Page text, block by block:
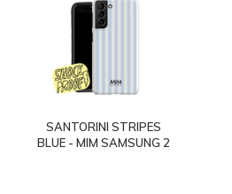
SANTORINI STRIPES
BLUE - MIM SAMSUNG 2